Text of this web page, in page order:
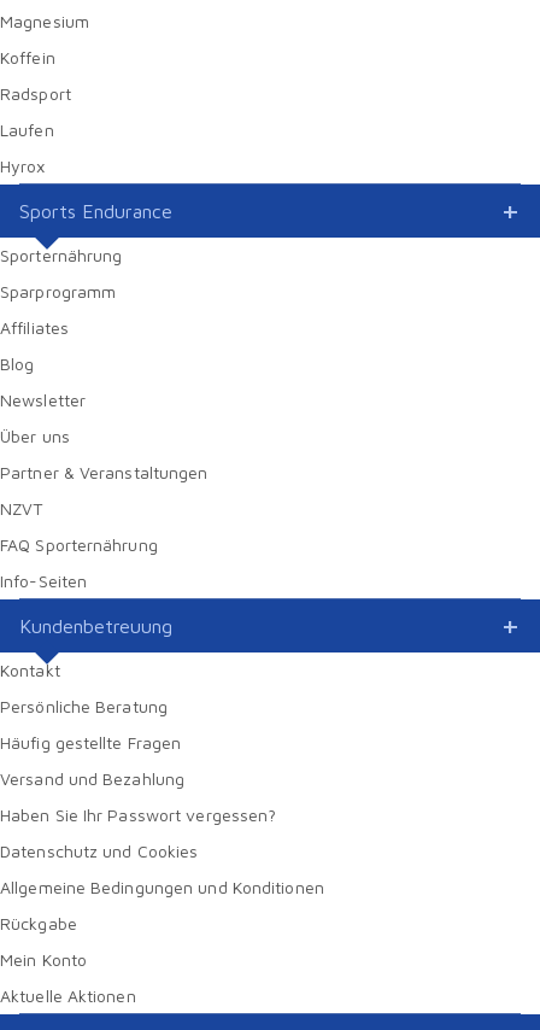
Magnesium
Koffein
Radsport
Laufen
Hyrox
Sports Endurance
Sporternährung
Sparprogramm
Affiliates
Blog
Newsletter
Über uns
Partner & Veranstaltungen
NZVT
FAQ Sporternährung
Info-Seiten
Kundenbetreuung
Kontakt
Persönliche Beratung
Häufig gestellte Fragen
Versand und Bezahlung
Haben Sie Ihr Passwort vergessen?
Datenschutz und Cookies
Allgemeine Bedingungen und Konditionen
Rückgabe
Mein Konto
Aktuelle Aktionen